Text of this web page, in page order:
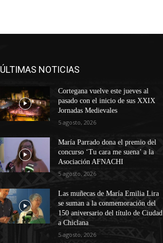
ÚLTIMAS NOTICIAS
Cortegana vuelve este jueves al
pasado con el inicio de sus XXIX
Jornadas Medievales
5 agosto, 2026
María Parrado dona el premio del
concurso ‘Tu cara me suena’ a la
Asociación AFNACHI
5 agosto, 2026
Las muñecas de María Emilia Lira
se suman a la conmemoración del
150 aniversario del título de Ciudad
a Chiclana
5 agosto, 2026